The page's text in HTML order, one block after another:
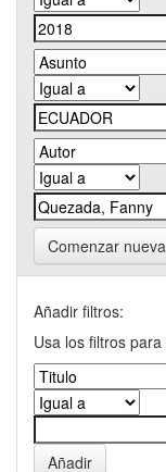
Comenzar
Añadir filtros:
Usa los filtros